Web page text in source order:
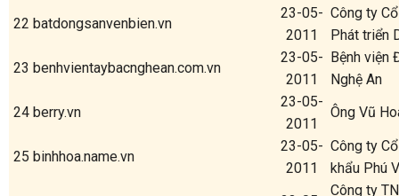
22 batdongsanvenbien.vn
23-05-
2011
Công ty
Phát triển
23 benhvientaybacnghean.com.vn
23-05-
2011
Bệnh viện
Nghệ An
24 berry.vn
23-05-
2011
Ông Vũ
25 binhhoa.name.vn
23-05-
2011
Công ty
khẩu Phú
Công ty